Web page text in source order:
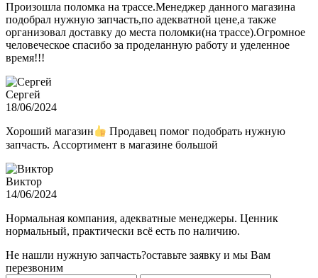
Произошла поломка на трассе.Менеджер данного магазина
подобрал нужную запчасть,по адекватной цене,а также
организовал доставку до места поломки(на трассе).Огромное
человеческое спасибо за проделанную работу и уделенное
время!!!
Сергей
18/06/2024
Хороший магазин
Продавец помог подобрать нужную
запчасть. Ассортимент в магазине большой
Виктор
14/06/2024
Нормальная компания, адекватные менеджеры. Ценник
нормальный, практически всё есть по наличию.
Не нашли нужную запчасть?оставьте заявку и мы Вам
перезвоним